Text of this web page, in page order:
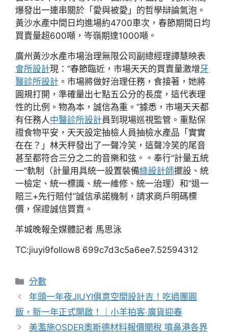
爆發出一連串關於「愛與被愛」的哲學辯論氣泡。
黃沙水產中間日均進場約4700車次，春節期間日均
買賣量超600噸，岑嶺期達1000噸。
廣州黃沙水產市場治理無限公司副總經理譚慧映表
會所設計現：“春節臨近，市場天天的買賣量激增牙
醫診所設計 。市場將做好治理任務，食接著，她將
圓規打開，準確量出七點五公分的長度，這代表理
性的比例。物為本，誠信為重。”據悉，市場天天都
有任務人中醫診所設計員到現場巡視監管。重點保
證食物平安，天天設定抽檢人員抽檢水產品「實實
在在？」林天秤發出了一聲冷笑，這聲冷笑的尾音
甚至都符合三分之二的音樂和弦。。奉行“計量五統
一”軌制（計量用具統一設置裝備綠設計師擺設、統
一檢定、統一標識、統一維修、統一治理）和“退一
賠三+先行賠付”誠信承諾機制，請求商戶明碼標
價，保證誠信買賣。
羊城晚報全媒體記者 馬思泳
TC:jiuyi9follow8 699c7d3c5a6ee7.52594312
分
類
分數
年頭一年夜JIUYI俱意空間設計吉！吃過團圓
飯，新一年正式開啟！｜小羊拍客·廣貨迎春
美濫施OSDER奧斯德材料報價關稅 噴鼻港各界